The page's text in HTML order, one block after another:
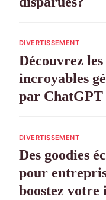
DIVERTISSEMENT
Découvrez
incroyables
par ChatGPT
DIVERTISSEMENT
Des goodies
pour
boostez votre